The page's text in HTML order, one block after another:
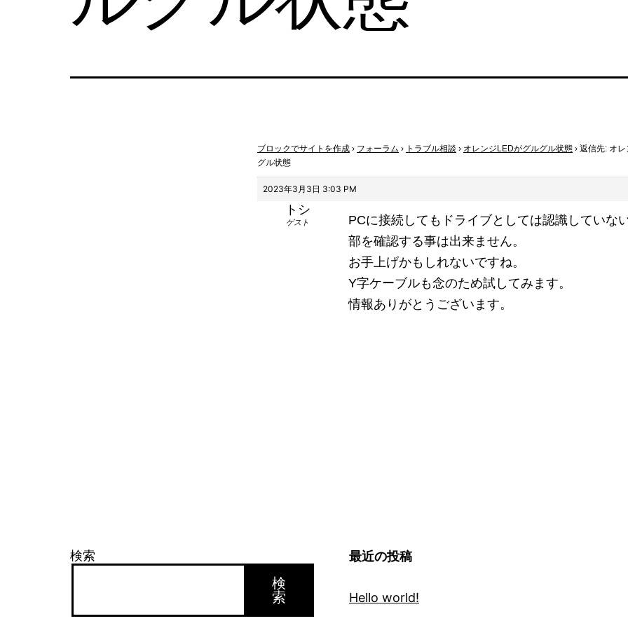
ブロックでサイトを作成 › フォーラム › トラブル相談 › オレンジLEDがグルグル状態 › 返信先: オ
グル状態
2023年3月3日 3:03 PM
トシ
ゲスト
PCに接続してもドライブとしては認識していな
部を確認する事は出来ません。
お手上げかもしれないですね。
Y字ケーブルも念のため試してみます。
情報ありがとうございます。
検索
検
索
最近の投稿
Hello world!